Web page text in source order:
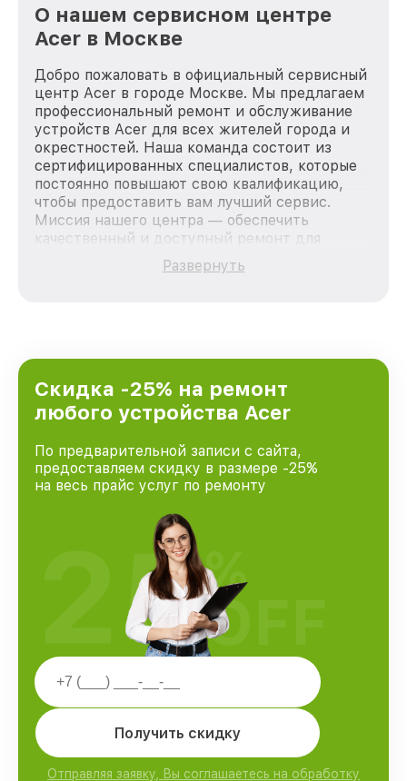
О нашем сервисном центре
Acer в Москве
Добро пожаловать в официальный сервисный
центр Acer в городе Москве. Мы предлагаем
профессиональный ремонт и обслуживание
устройств Acer для всех жителей города и
окрестностей. Наша команда состоит из
сертифицированных специалистов, которые
постоянно повышают свою квалификацию,
чтобы предоставить вам лучший сервис.
Миссия нашего центра — обеспечить
качественный и доступный ремонт для
каждого пользователя продукции Acer, вне
зависимости от сложности поломки. Мы
и лояльности наших клиентов.
Развернуть
Скидка -25% на ремонт
любого устройства Acer
По предварительной записи с сайта,
предоставляем скидку в размере -25%
на весь прайс услуг по ремонту
Получить скидку
Отправляя заявку, Вы соглашаетесь на обработку
25%
OFF